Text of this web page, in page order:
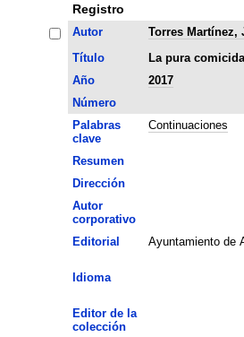
Registro
Autor
Torres Martínez,
Título
La pura
Año
2017
Número
Palabras
clave
Continuaciones
Resumen
Dirección
Autor
corporativo
Editorial Ayuntamiento de
Idioma
Editor de la
colección